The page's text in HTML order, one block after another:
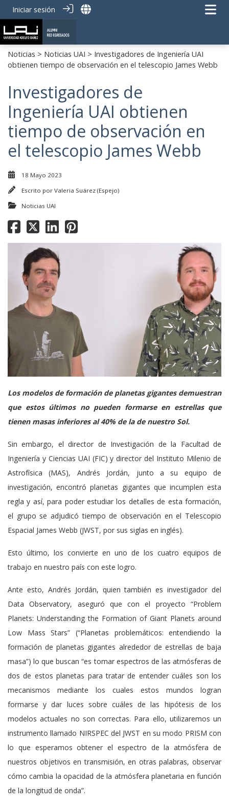
Iniciar sesión
Noticias > Noticias UAI > Investigadores de Ingeniería UAI
obtienen tiempo de observación en el telescopio James Webb
Investigadores de
Ingeniería UAI obtienen
tiempo de observación en
el telescopio James Webb
18 Mayo 2023
Escrito por Valeria Suárez (Espejo)
Noticias UAI
Los modelos de formación de planetas gigantes demuestran
que estos últimos no pueden formarse en estrellas que
tienen masas inferiores al 40% de la de nuestro Sol.
Sin embargo, el director de Investigación de la Facultad de
Ingeniería y Ciencias UAI (FIC) y director del Instituto Milenio de
Astrofísica (MAS), Andrés Jordán, junto a su equipo de
investigación, encontró planetas gigantes que incumplen esta
regla y así, para poder estudiar los detalles de esta formación,
el grupo se adjudicó tiempo de observación en el Telescopio
Espacial James Webb (JWST, por sus siglas en inglés).
Esto último, los convierte en uno de los cuatro equipos de
trabajo en nuestro país con este logro.
Ante esto, Andrés Jordán, quien también es investigador del
Data Observatory, aseguró que con el proyecto “Problem
Planets: Understanding the Formation of Giant Planets around
Low Mass Stars” (“Planetas problemáticos: entendiendo la
formación de planetas gigantes alrededor de estrellas de baja
masa”) lo que buscan “es tomar espectros de las atmósferas de
dos de estos planetas para tratar de entender cuáles son los
mecanismos mediante los cuales estos mundos logran
formarse y dar luces sobre cuáles de las hipótesis de los
modelos actuales no son correctas. Para ello, utilizaremos un
instrumento llamado NIRSPEC del JWST en su modo PRISM con
lo que esperamos obtener el espectro de la atmósfera de
nuestros objetivos en transmisión, en otras palabras, observar
cómo cambia la opacidad de la atmósfera planetaria en función
de la longitud de onda”.